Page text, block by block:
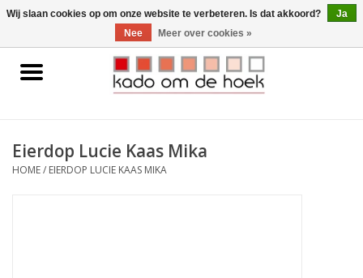
0 Artikelen - €0,00
Home
Gadgets
Eierdop Lucie Kaas Mika
HOME/ EIERDOP LUCIE KAAS MIKA
Wij slaan cookies op om onze website te verbeteren. Is dat akkoord?
Ja
Nee
Meer over cookies »